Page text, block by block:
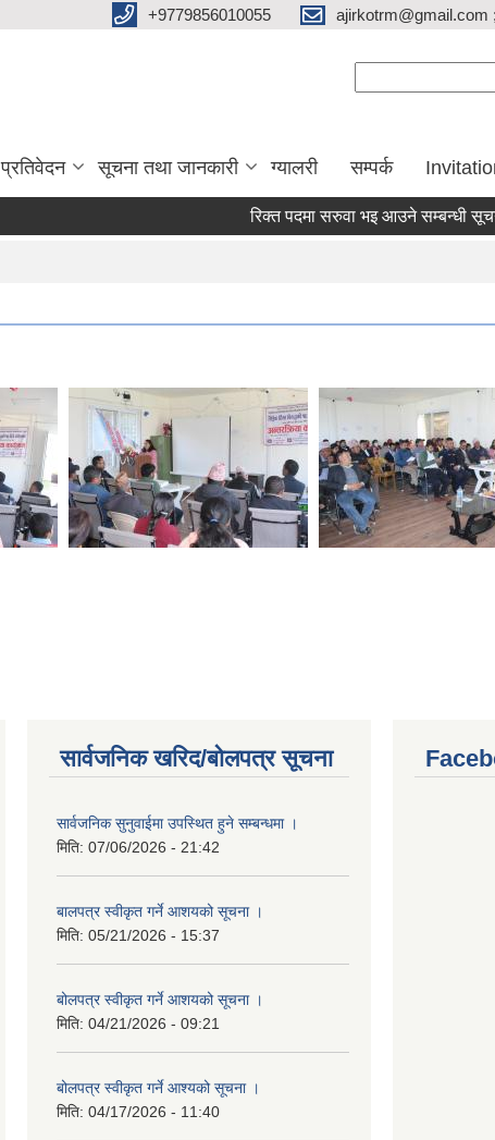
+9779856010055 ajirkotrm@gmail.com
प्रतिवेदन सूचना तथा जानकारी ग्यालरी सम्पर्क
रिक्त पदमा सरुवा भइ आउने सम्बन्धी सूचना !!!
सार्वजनिक खरिद/बोलपत्र सूचना
सार्वजनिक सुनुवाईमा उपस्थित हुने सम्बन्धमा ।
मिति: 07/06/2026 - 21:42
बालपत्र स्वीकृत गर्ने आशयको सूचना ।
मिति: 05/21/2026 - 15:37
बोलपत्र स्वीकृत गर्ने आशयको सूचना ।
मिति: 04/21/2026 - 09:21
बोलपत्र स्वीकृत गर्ने आश्यको सूचना ।
मिति: 04/17/2026 - 11:40